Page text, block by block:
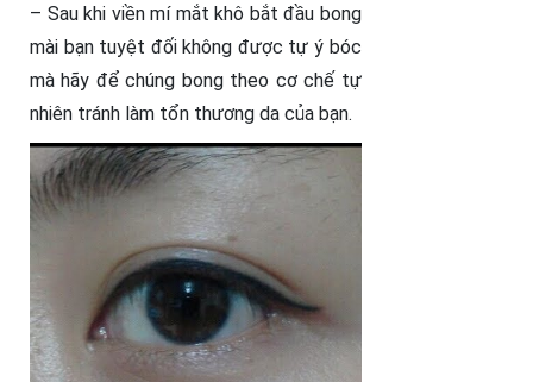
– Sau khi viền mí mắt khô bắt đầu bong
mài bạn tuyệt đối không được tự ý bóc
mà hãy để chúng bong theo cơ chế tự
nhiên tránh làm tổn thương da của bạn.